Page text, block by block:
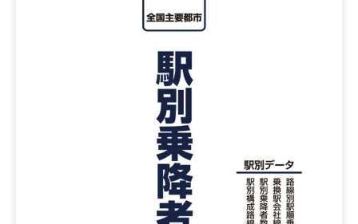
ゲーム業界データ